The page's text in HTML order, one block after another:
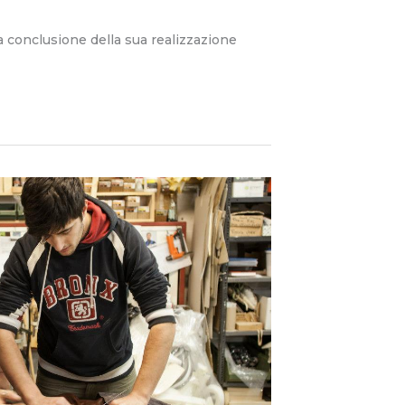
della sua realizzazione